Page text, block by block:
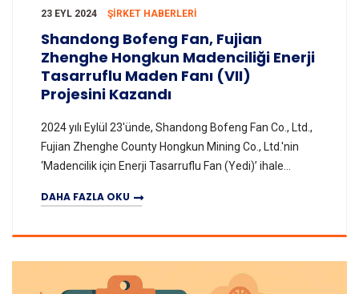
23 EYL 2024 ŞIRKET HABERLERI
Shandong Bofeng Fan, Fujian
Zhenghe Hongkun Madenciliği Enerji
Tasarruflu Maden Fanı (VII)
Projesini Kazandı
2024 yılı Eylül 23'ünde, Shandong Bofeng Fan Co., Ltd.,
Fujian Zhenghe County Hongkun Mining Co., Ltd.'nin
‘Madencilik için Enerji Tasarruflu Fan (Yedi)’ ihale
DAHA FAZLA OKU